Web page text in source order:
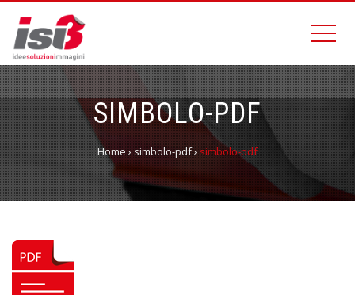
SIMBOLO-PDF
Home› simbolo-pdf›simbolo-pdf